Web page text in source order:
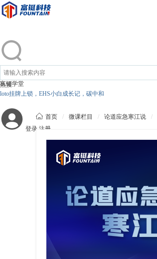
热搜:
loto挂牌上锁，EHS小白成长记，碳中和
登录 注册
富铤学堂
 首页 / 微课栏目 / 论道应急寒江说 /